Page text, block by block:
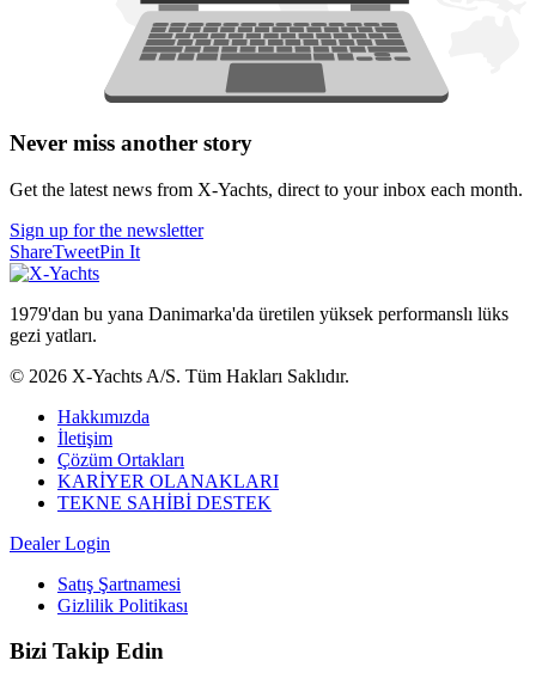
Never miss another story
Get the latest news from X-Yachts, direct to your inbox each month.
Sign up for the newsletter
ShareTweetPin It
1979'dan bu yana Danimarka'da üretilen yüksek performanslı lüks
gezi yatları.
© 2026 X-Yachts A/S. Tüm Hakları Saklıdır.
Hakkımızda
İletişim
Çözüm Ortakları
KARİYER OLANAKLARI
TEKNE SAHİBİ DESTEK
Dealer Login
Satış Şartnamesi
Gizlilik Politikası
Bizi Takip Edin